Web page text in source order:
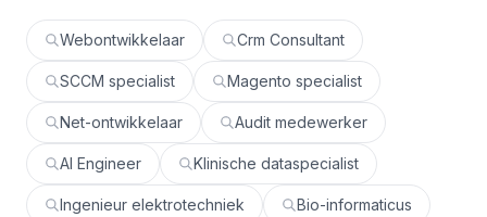
Webontwikkelaar Crm Consultant
SCCM specialist Magento specialist
Net-ontwikkelaar Audit medewerker
AI Engineer Klinische dataspecialist
Ingenieur elektrotechniek Bio-informaticus